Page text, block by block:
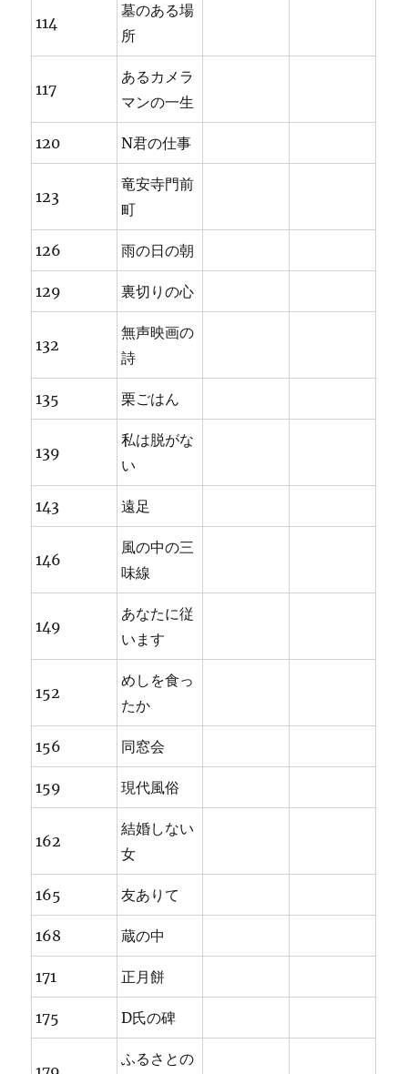
114
墓のある場
所
117
あるカメラ
マンの一生
120 N君の仕事
123
竜安寺門前
町
126 雨の日の朝
129 裏切りの心
132
無声映画の
詩
135 栗ごはん
139
私は脱がな
い
143 遠足
146
風の中の三
味線
149
あなたに従
います
152
めしを食っ
たか
156 同窓会
159 現代風俗
162
結婚しない
女
165 友ありて
168 蔵の中
171 正月餅
175 D氏の碑
ふるさとの